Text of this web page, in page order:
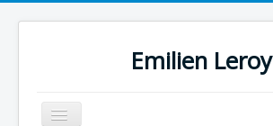
Emilien Leroy
Basculer la navigation